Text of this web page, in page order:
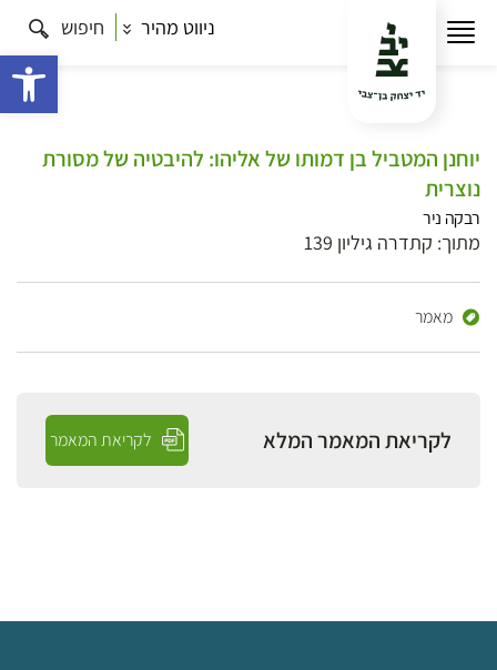
ניווט מהיר חיפוש
יוחנן המטביל בן דמותו של אליהו: להיבטיה של מסורת
נוצרית
רבקה ניר
מתוך: קתדרה גיליון 139
מאמר
לקריאת המאמר המלא לקריאת המאמר